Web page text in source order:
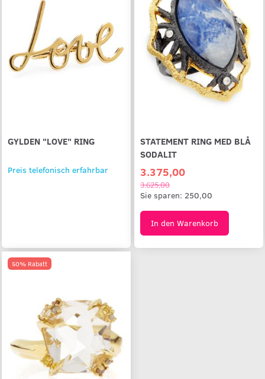
GYLDEN "LOVE" RING
Preis telefonisch erfahrbar
STATEMENT RING MED BLÅ
SODALIT
3.375,00
3.625,00
Sie sparen: 250,00
In den Warenkorb
50% Rabatt